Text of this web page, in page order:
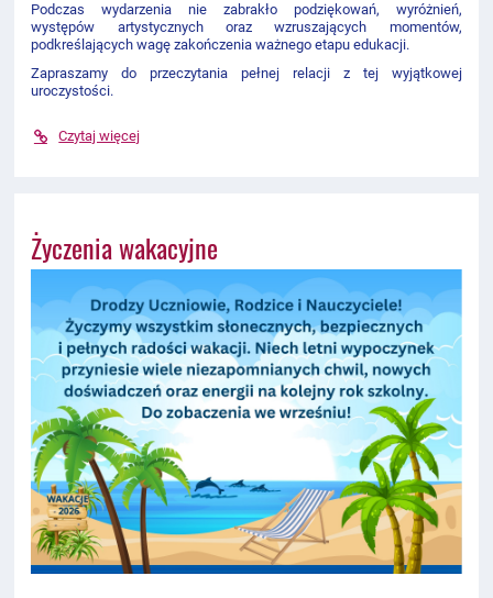
Podczas wydarzenia nie zabrakło podziękowań, wyróżnień,
występów artystycznych oraz wzruszających momentów,
podkreślających wagę zakończenia ważnego etapu edukacji.
Zapraszamy do przeczytania pełnej relacji z tej wyjątkowej
uroczystości.
Czytaj więcej
Życzenia wakacyjne